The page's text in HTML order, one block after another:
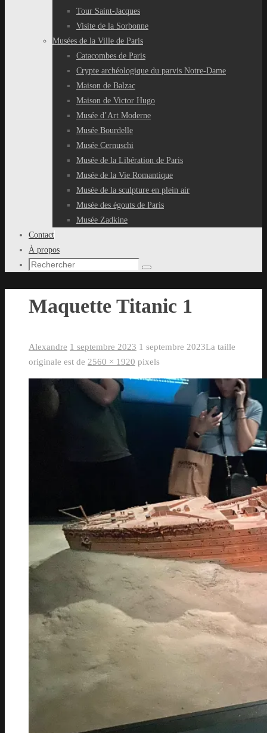
Tour Saint-Jacques
Visite de la Sorbonne
Musées de la Ville de Paris
Catacombes de Paris
Crypte archéologique du parvis Notre-Dame
Maison de Balzac
Maison de Victor Hugo
Musée d’Art Moderne
Musée Bourdelle
Musée Cernuschi
Musée de la Libération de Paris
Musée de la Vie Romantique
Musée de la sculpture en plein air
Musée des égouts de Paris
Musée Zadkine
Contact
À propos
Recherche
Rechercher
Maquette Titanic 1
Alexandre 1 septembre 2023 1 septembre 2023La taille
originale est de 2560 × 1920 pixels